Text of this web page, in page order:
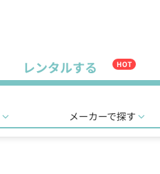
レンタルする HOT
メーカーで探す